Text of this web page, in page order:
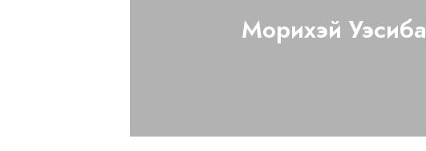
Морихэй Уэсиба